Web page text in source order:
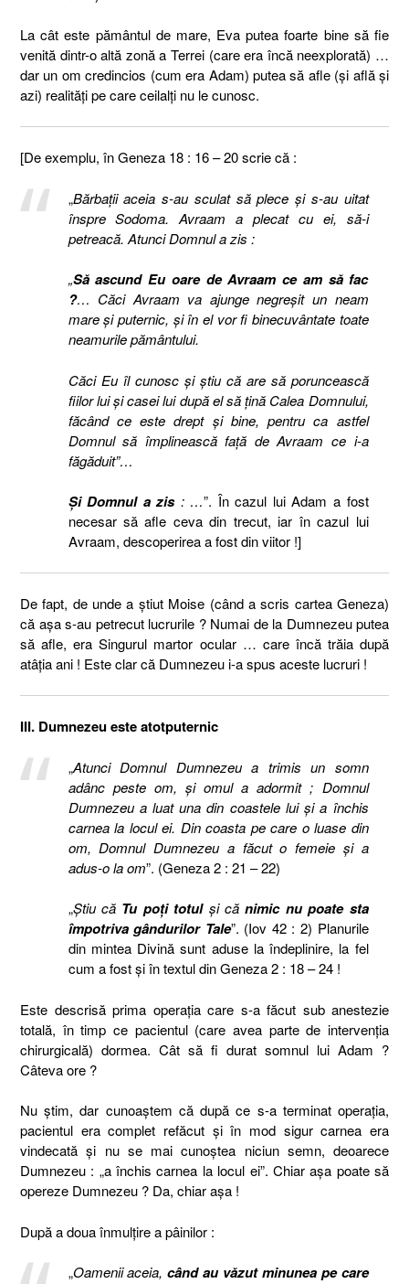
La cât este pământul de mare, Eva putea foarte bine să fie
venită dintr-o altă zonă a Terrei (care era încă neexplorată) …
dar un om credincios (cum era Adam) putea să afle (şi află şi
azi) realităţi pe care ceilalţi nu le cunosc.
[De exemplu, în Geneza 18 : 16 – 20 scrie că :
„Bărbaţii aceia s-au sculat să plece şi s-au uitat
înspre Sodoma. Avraam a plecat cu ei, să-i
petreacă. Atunci Domnul a zis :
„Să ascund Eu oare de Avraam ce am să fac
?… Căci Avraam va ajunge negreşit un neam
mare şi puternic, şi în el vor fi binecuvântate toate
neamurile pământului.
Căci Eu îl cunosc şi ştiu că are să poruncească
fiilor lui şi casei lui după el să ţină Calea Domnului,
făcând ce este drept şi bine, pentru ca astfel
Domnul să împlinească faţă de Avraam ce i-a
făgăduit”…
Şi Domnul a zis: …”. În cazul lui Adam a fost
necesar să afle ceva din trecut, iar în cazul lui
Avraam, descoperirea a fost din viitor !]
De fapt, de unde a ştiut Moise (când a scris cartea Geneza)
că aşa s-au petrecut lucrurile ? Numai de la Dumnezeu putea
să afle, era Singurul martor ocular … care încă trăia după
atâţia ani ! Este clar că Dumnezeu i-a spus aceste lucruri !
III. Dumnezeu este atotputernic
„Atunci Domnul Dumnezeu a trimis un somn
adânc peste om, şi omul a adormit ; Domnul
Dumnezeu a luat una din coastele lui şi a închis
carnea la locul ei. Din coasta pe care o luase din
om, Domnul Dumnezeu a făcut o femeie şi a
adus-o la om”. (Geneza 2 : 21 – 22)
„Ştiu că Tu poţi totulşi cănimic nu poate sta
împotriva gândurilor Tale”. (Iov 42 : 2) Planurile
din mintea Divină sunt aduse la îndeplinire, la fel
cum a fost şi în textul din Geneza 2 : 18 – 24 !
Este descrisă prima operaţia care s-a făcut sub anestezie
totală, în timp ce pacientul (care avea parte de intervenţia
chirurgicală) dormea. Cât să fi durat somnul lui Adam ?
Câteva ore ?
Nu ştim, dar cunoaştem că după ce s-a terminat operaţia,
pacientul era complet refăcut şi în mod sigur carnea era
vindecată şi nu se mai cunoştea niciun semn, deoarece
Dumnezeu : „a închis carnea la locul ei”. Chiar aşa poate să
opereze Dumnezeu ? Da, chiar aşa !
După a doua înmulţire a pâinilor :
„Oamenii aceia,când au văzut minunea pe care